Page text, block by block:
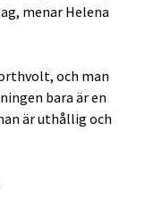
menar Helena
och man
bara är en
är uthållig och